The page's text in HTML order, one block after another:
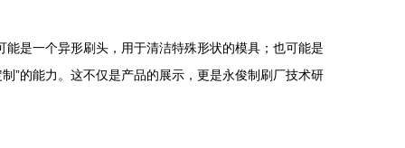
是一个异形刷头，用于清洁特殊形状的模具；也可能是
”的能力。这不仅是产品的展示，更是永俊制刷厂技术研